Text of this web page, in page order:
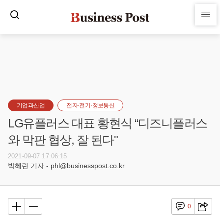
기업과산업 전자·전기·정보통신
LG유플러스 대표 황현식 “디즈니플러스
와 막판 협상, 잘 된다"
2021-09-07 17:06:15
박혜린 기자 - phl@businesspost.co.kr
0